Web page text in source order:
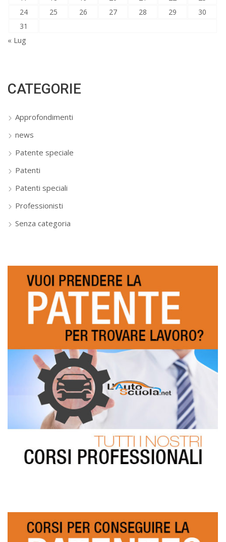
24
25 26 27 28 29
30
31
« Lug
CATEGORIE
Approfondimenti
news
Patente speciale
Patenti
Patenti speciali
Professionisti
Senza categoria